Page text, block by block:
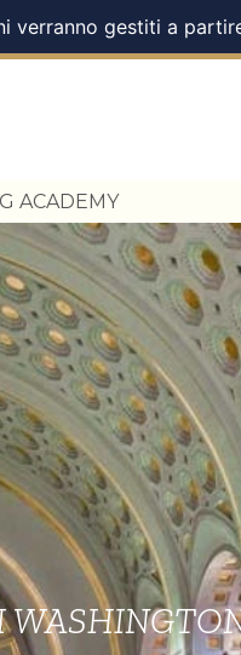
verranno gestiti a
ACADEMY